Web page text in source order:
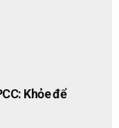
Khỏe để